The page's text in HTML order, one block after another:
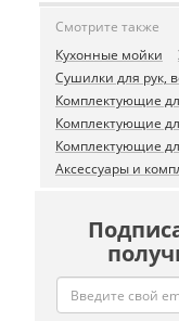
Смотрите также
Кухонные мойки
Сушилки для рук,
Комплектующие
Комплектующие
Комплектующие
Аксессуары и